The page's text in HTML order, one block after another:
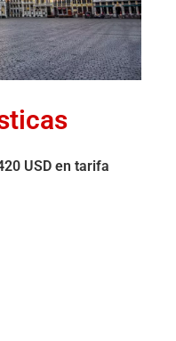
USD en tarifa